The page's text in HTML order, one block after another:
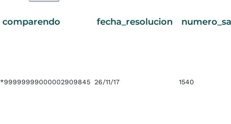
comparendo fecha_resolucion
*99999999000002909845 26/11/17 1540